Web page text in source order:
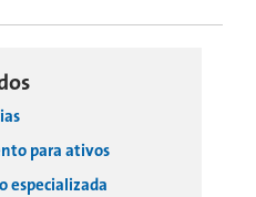
para ativos
especializada